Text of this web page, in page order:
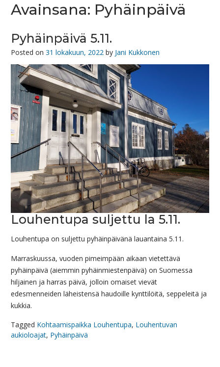
Avainsana: Pyhäinpäivä
Pyhäinpäivä 5.11.
Posted on 31 lokakuun, 2022 by Jani Kukkonen
Louhentupa suljettu la 5.11.
Louhentupa on suljettu pyhäinpäivänä lauantaina 5.11.
Marraskuussa, vuoden pimeimpään aikaan vietettävä
pyhäinpäivä (aiemmin pyhäinmiestenpäivä) on Suomessa
hiljainen ja harras päivä, jolloin omaiset vievät
edesmenneiden läheistensä haudoille kynttilöitä, seppeleitä ja
kukkia.
Tagged Kohtaamispaikka Louhentupa, Louhentuvan
aukioloajat, Pyhäinpäivä